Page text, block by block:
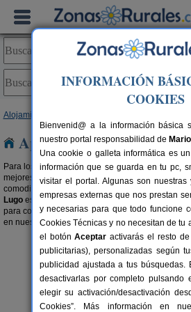
Alojamientos
Apartamentos Rurales
Para los amantes al turismo rural, este tipo de
mejores opciones para disfrutar de un ambiente
comodidad de estar como en tu propia casa.
Lugoes la mejor manera disfrutar de una
para conseguir unas vacaciones de ensueño.
en nuestra selección deComplejos Rurales en
INFORMACIÓN
COOKIES
Bienvenid@ a la información básica
nuestro portal responsabilidad de
Una cookie o galleta informática es
información que se guarda en tu pc,
visitar el portal. Algunas son
empresas externas que nos prestan
y necesarias para que todo funcione
Cookies Técnicas y no necesitan de tu
el botónAceptar activarás el resto
publicitarias), personalizadas según
publicidad ajustada a tus búsquedas.
desactivarlas por completo pulsando
elegir su activación/desactivación
Cookies”. Más información en